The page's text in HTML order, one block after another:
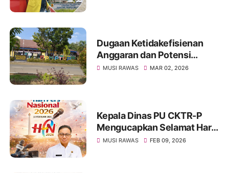
Dugaan Ketidakefisienan
Anggaran dan Potensi
Penyimpangan di DPM-
MUSI RAWAS MAR 02, 2026
Kepala Dinas PU CKTR-P
Mengucapkan Selamat Hari
Pers Nasional 2026
MUSI RAWAS FEB 09, 2026